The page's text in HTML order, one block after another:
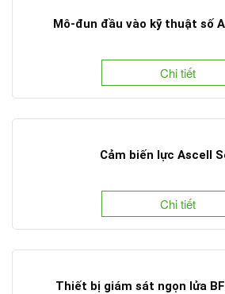
Mô-đun đầu vào kỹ thuật số
Chi tiết
Cảm biến lực Ascell
Chi tiết
Thiết bị giám sát ngọn lửa